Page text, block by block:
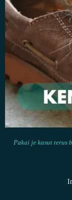
Pakai je kasut terus